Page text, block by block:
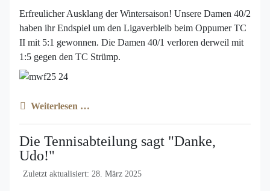
Erfreulicher Ausklang der Wintersaison! Unsere Damen 40/2
haben ihr Endspiel um den Ligaverbleib beim Oppumer TC
II mit 5:1 gewonnen. Die Damen 40/1 verloren derweil mit
1:5 gegen den TC Strümp.
Weiterlesen …
Die Tennisabteilung sagt "Danke,
Udo!"
Zuletzt aktualisiert: 28. März 2025